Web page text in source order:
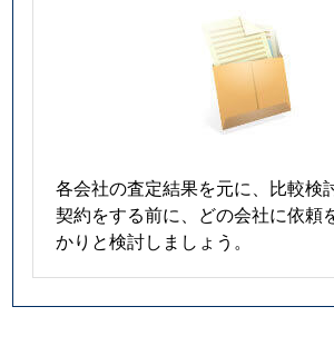
各会社の査定結果を元に、比較検
契約をする前に、どの会社に依頼
かりと検討しましょう。